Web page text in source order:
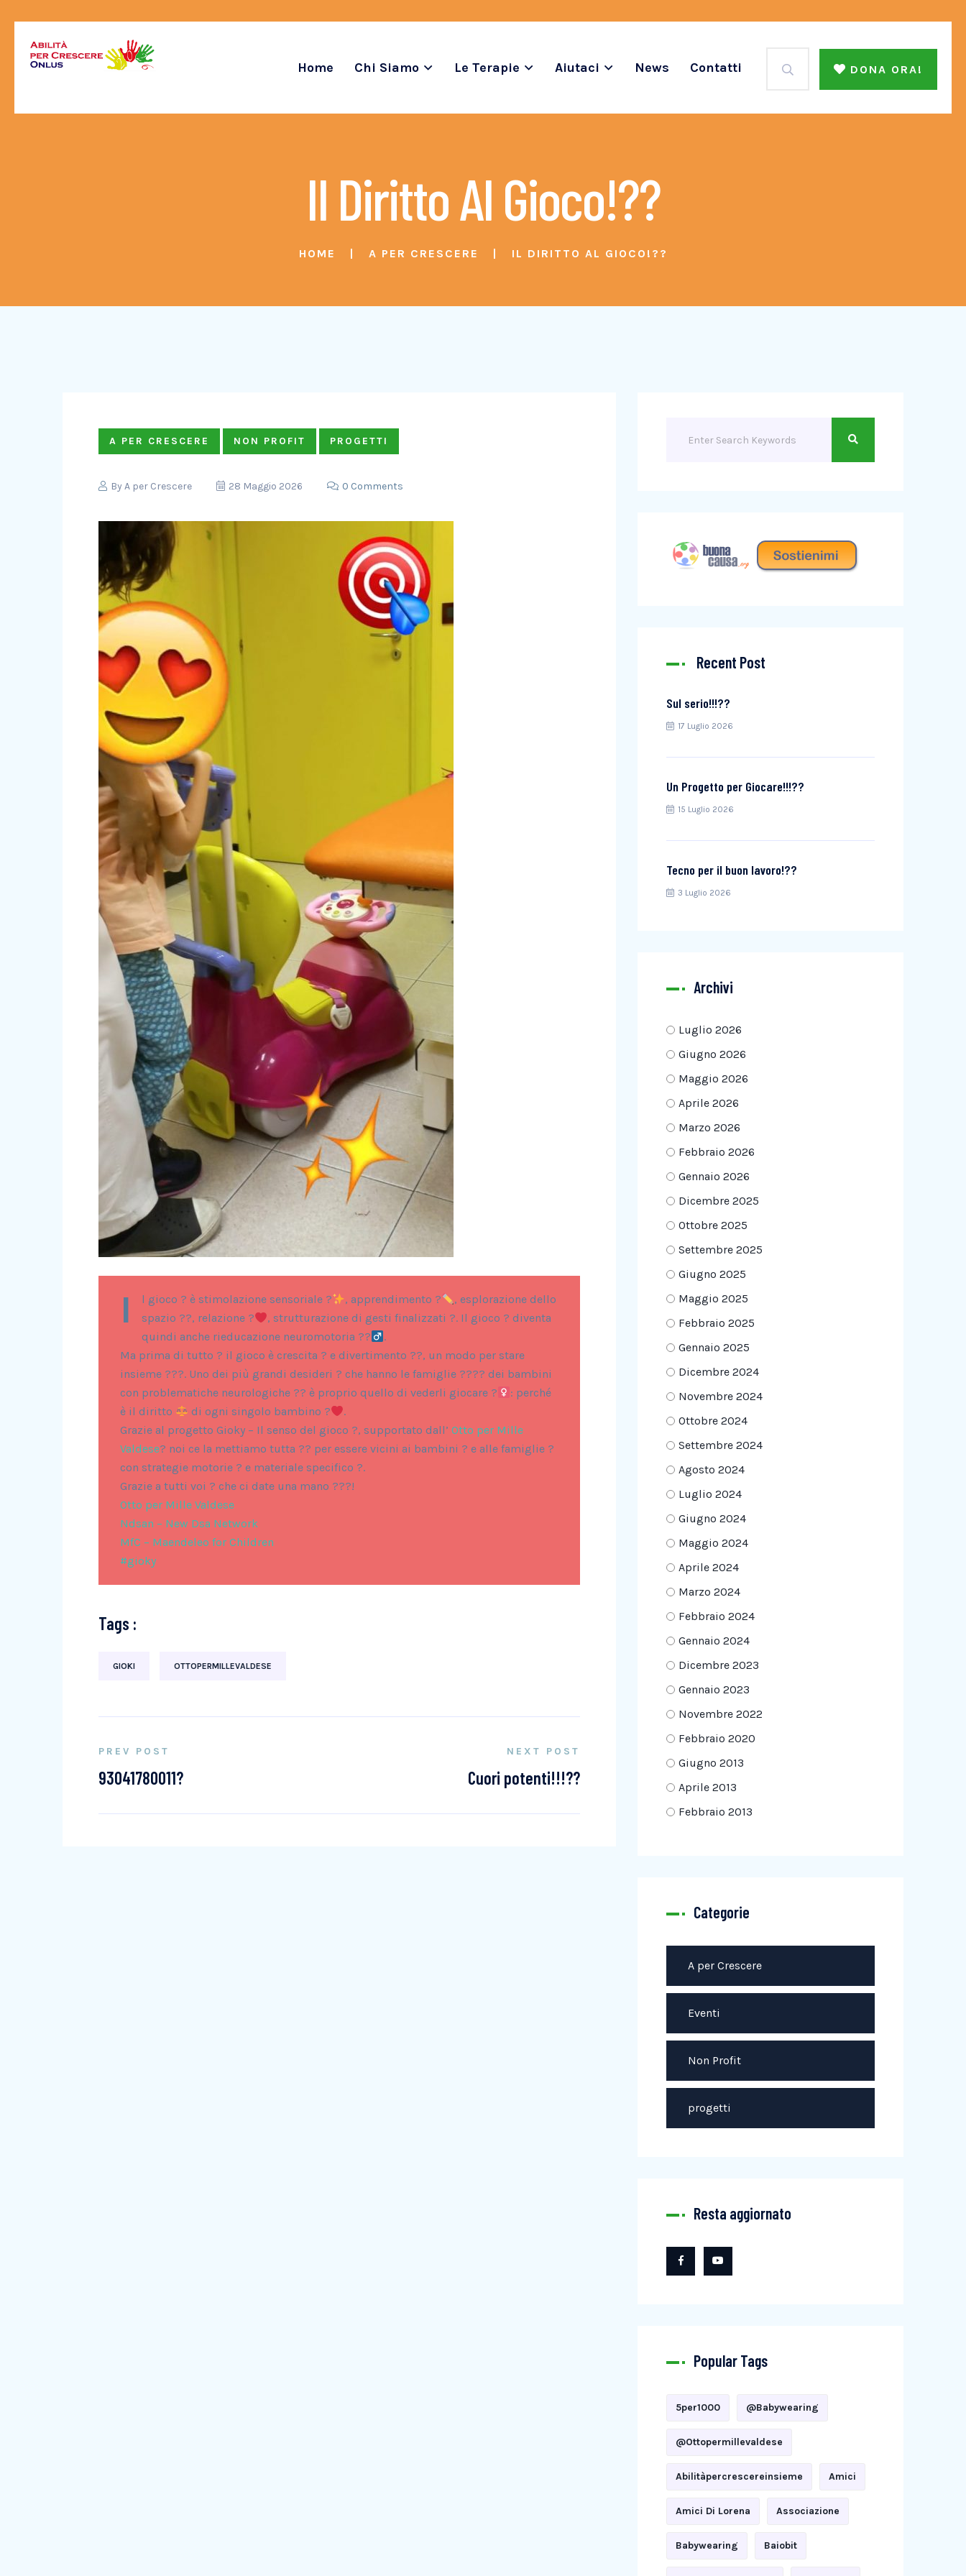
Home Chi Siamo Le Terapie Aiutaci News Contatti DONA ORA!
Il Diritto Al Gioco!??
HOME A PER CRESCERE IL DIRITTO AL GIOCO!??
A PER CRESCERE NON PROFIT PROGETTI
ByA per Crescere 28 Maggio 2026 0 Comments
I l gioco ? è stimolazione sensoriale ? , apprendimento ?
, esplorazione dello
spazio ??, relazione ?
, strutturazione di gesti finalizzati ?. Il gioco ? diventa
quindi anche rieducazione neuromotoria ??‍
.
Ma prima di tutto ? il gioco è crescita ? e divertimento ??, un modo per stare
insieme ?‍?‍?. Uno dei più grandi desideri ? che hanno le famiglie ?‍?‍?‍? dei bambini
con problematiche neurologiche ?? è proprio quello di vederli giocare ?‍
: perché
è il diritto
di ogni singolo bambino ?
.
Grazie al progetto Gioky – Il senso del gioco ?, supportato dall’ Otto per Mille
Valdese? noi ce la mettiamo tutta ?? per essere vicini ai bambini ? e alle famiglie ?
con strategie motorie ? e materiale specifico ?.
Grazie a tutti voi ? che ci date una mano ???!
Otto per Mille Valdese
Ndsan – New Dsa Network
MfC – Maendeleo for Children
#gioky
Tags :
GIOKI OTTOPERMILLEVALDESE
PREV POST
93041780011?
NEXT POST
Cuori potenti!!!??️
Recent Post
Sul serio!!!??
17 Luglio 2026
Un Progetto per Giocare!!!??
15 Luglio 2026
Tecno per il buon lavoro!??
3 Luglio 2026
Archivi
Luglio 2026
Giugno 2026
Maggio 2026
Aprile 2026
Marzo 2026
Febbraio 2026
Gennaio 2026
Dicembre 2025
Ottobre 2025
Settembre 2025
Giugno 2025
Maggio 2025
Febbraio 2025
Gennaio 2025
Dicembre 2024
Novembre 2024
Ottobre 2024
Settembre 2024
Agosto 2024
Luglio 2024
Giugno 2024
Maggio 2024
Aprile 2024
Marzo 2024
Febbraio 2024
Gennaio 2024
Dicembre 2023
Gennaio 2023
Novembre 2022
Febbraio 2020
Giugno 2013
Aprile 2013
Febbraio 2013
Categorie
A per Crescere
Eventi
Non Profit
progetti
Resta aggiornato
Popular Tags
5per1000 @babywearing
@ottopermillevaldese
Abilitàpercrescereinsieme Amici
Amici Di Lorena Associazione
Babywearing Baiobit